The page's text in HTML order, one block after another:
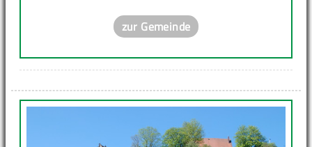
zur Gemeinde